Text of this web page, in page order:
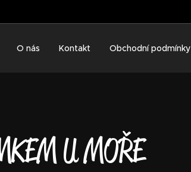
O nás Kontakt Obchodní podmínky
U MOŘE